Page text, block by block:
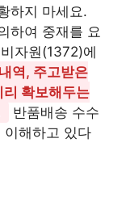
하지 마세요.
하여 중재를 요
자원(1372)에
역, 주고받은
리 확보해두는
반품배송 수수
이해하고 있다